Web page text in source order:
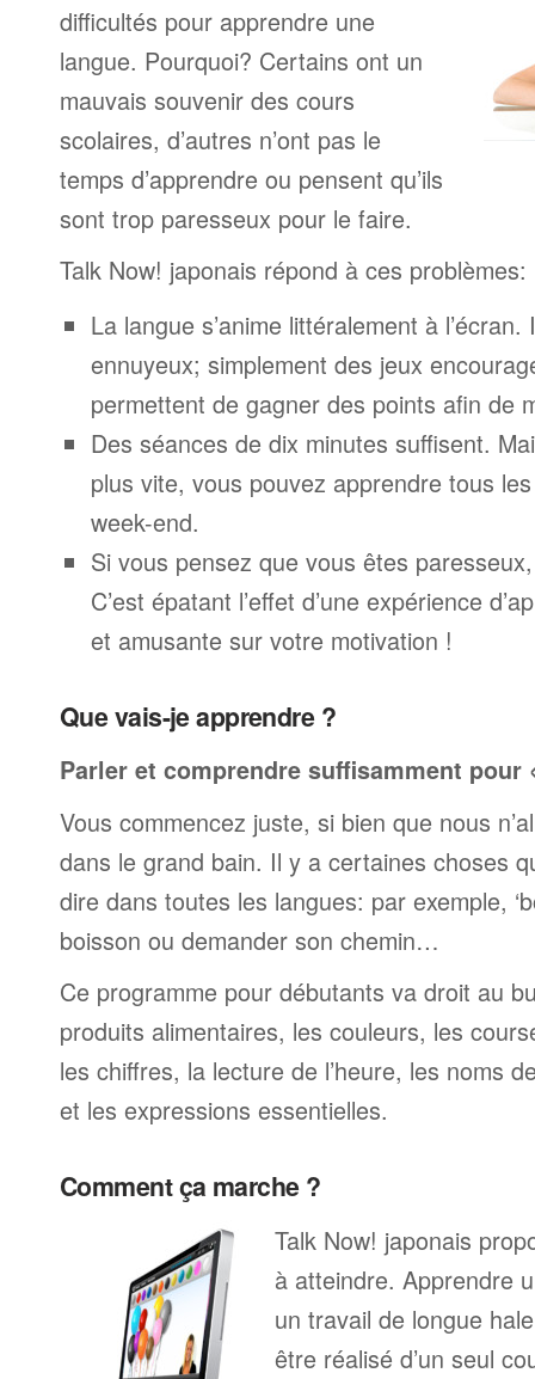
difficultés pour apprendre une
langue. Pourquoi? Certains ont un
mauvais souvenir des cours
scolaires, d’autres n’ont pas le
temps d’apprendre ou pensent qu’ils
sont trop paresseux pour le faire.
Talk Now! japonais répond à ces problèmes:
La langue s’anime littéralement à l’écran.
ennuyeux; simplement des jeux
permettent de gagner des points afin de
Des séances de dix minutes suffisent.
plus vite, vous pouvez apprendre tous
week-end.
Si vous pensez que vous êtes
C’est épatant l’effet d’une expérience
et amusante sur votre motivation !
Que vais-je apprendre ?
Parler et comprendre suffisamment pour
Vous commencez juste, si bien que nous
dans le grand bain. Il y a certaines choses
dire dans toutes les langues: par exemple,
boisson ou demander son chemin…
Ce programme pour débutants va droit au
produits alimentaires, les couleurs, les
les chiffres, la lecture de l’heure, les noms
et les expressions essentielles.
Comment ça marche ?
Talk Now! japonais
à atteindre. Apprendre
un travail de longue
être réalisé d’un seul